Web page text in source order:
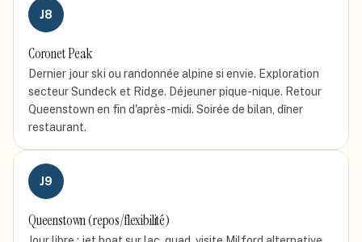
J8
Coronet Peak
Dernier jour ski ou randonnée alpine si envie. Exploration
secteur Sundeck et Ridge. Déjeuner pique-nique. Retour
Queenstown en fin d'après-midi. Soirée de bilan, dîner
restaurant.
J9
Queenstown (repos/flexibilité)